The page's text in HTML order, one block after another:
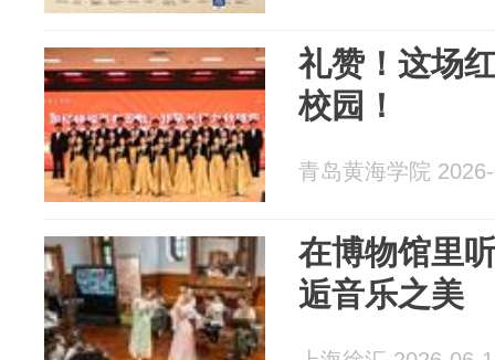
礼赞！这场
校园！
青岛黄海学院
在博物馆里
逅音乐之美